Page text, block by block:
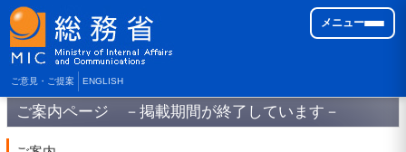
ご意見・ご提案 ENGLISH
メニュー
ご案内ページ －掲載期間が終了しています－